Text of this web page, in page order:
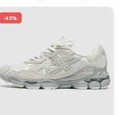
-43%